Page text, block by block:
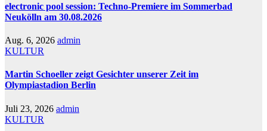
electronic pool session: Techno-Premiere im Sommerbad
Neukölln am 30.08.2026
Aug. 6, 2026 admin
KULTUR
Martin Schoeller zeigt Gesichter unserer Zeit im
Olympiastadion Berlin
Juli 23, 2026 admin
KULTUR